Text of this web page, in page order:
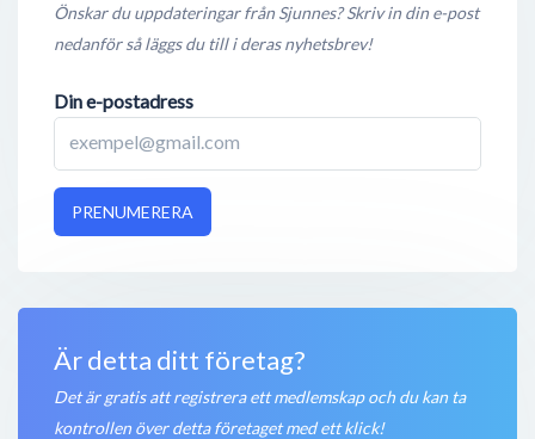
Önskar du uppdateringar från Sjunnes? Skriv in din e-post
nedanför så läggs du till i deras nyhetsbrev!
Din e-postadress
PRENUMERERA
Är detta ditt företag?
Det är gratis att registrera ett medlemskap och du kan ta
kontrollen över detta företaget med ett klick!